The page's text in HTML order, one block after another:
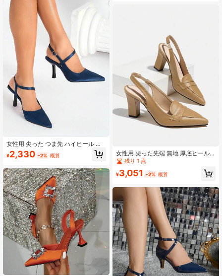
女性用 尖った つま先 ハイヒール フ
ァッショナブル エレガント 快適 無
地 ハイヒールパンプス
¥2,330 -2% 概算
女性用 尖った先端 無地 厚底ヒール
バックレス ファッショナブル 快適
出に幅広く使えます
残り 1 点
¥3,051 -2% 概算